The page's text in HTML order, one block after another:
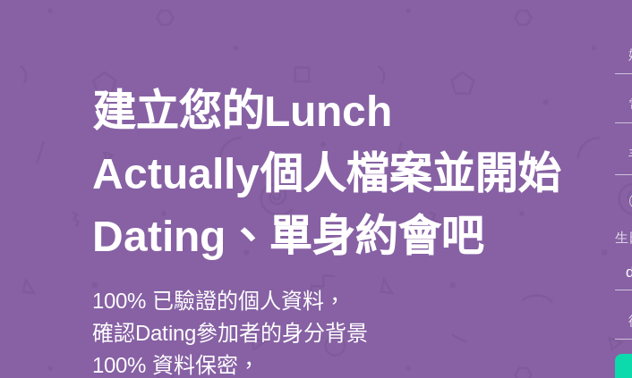
建立您的Lunch
Actually個人檔案並開始
Dating、單身約會吧
100% 已驗證的個人資料，
確認Dating參加者的身分背景
100% 資料保密，
生